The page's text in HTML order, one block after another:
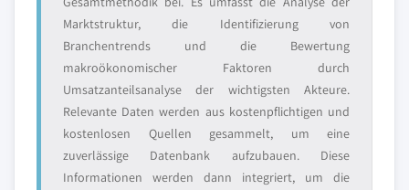
Marktstruktur, die Identifizierung von
Branchentrends und die Bewertung
makroökonomischer Faktoren durch
Umsatzanteilsanalyse der wichtigsten Akteure.
Relevante Daten werden aus kostenpflichtigen und
kostenlosen Quellen gesammelt, um eine
zuverlässige Datenbank aufzubauen. Diese
Informationen werden dann integriert, um die